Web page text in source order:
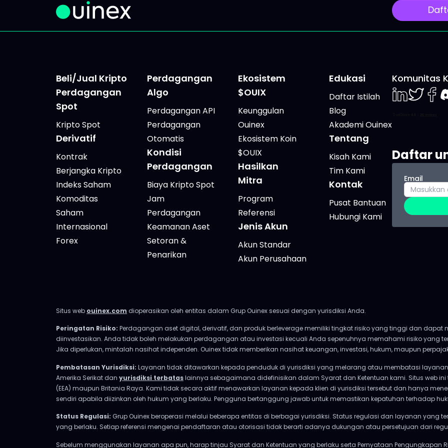
opini saling bertentangan,
dan sinyal bersliweran di
pasar. Hasilnya: kamu
saham tiap pilar, serta
Geopolitik Acara
ini adalah KTT G7 di
les-Bains. Pasar akan
Beli/Jual Kripto
Perdagangan
Spot
Kripto Spot
Derivatif
Kontrak
Berjangka Kripto
Indeks Saham
Komoditas
Saham
Internasional
Forex
Perdagangan
Algo
Perdagangan API
Perdagangan
Otomatis
Kondisi
Perdagangan
Biaya Kripto Spot
Jam
Perdagangan
Keamanan Aset
Setoran &
Penarikan
Ekosistem
$OUIX
Keunggulan
Ouinex
Ekosistem Koin
$OUIX
Hasilkan
Mitra
Program
Referensi
Jenis Akun
Akun Standar
Akun Perusahaan
Edukasi
Daftar Istilah
Blog
Akademi Ouinex
Tentang
Kisah Kami
Tim Kami
Kontak
Pusat Bantuan
Hubungi Kami
Komunitas
Daftar
Email
Situs web ouinex.com dioperasikan oleh entitas dalam Grup Ouinex sesuai dengan yurisdiksi Anda.
Peringatan Risiko: Perdagangan aset digital, derivatif, dan produk berleverage memiliki tingkat risiko yang tinggi dan
diinvestasikan. Anda tidak boleh melakukan perdagangan atau investasi kecuali Anda sepenuhnya memahami risiko yang
Jika diperlukan, mintalah nasihat independen. Ouinex tidak memberikan nasihat keuangan, investasi, hukum, maupun
Pembatasan Yurisdiksi: Layanan tidak ditawarkan kepada penduduk di yurisdiksi yang melarang atau membatasi
Amerika Serikat dan yurisdiksi terbataslainnya sebagaimana didefinisikan dalam Syarat dan Ketentuan kami. Situs web
(EEA) maupun Britania Raya. Kami tidak secara aktif menawarkan layanan kepada klien di yurisdiksi tersebut dan hanya
sendiri apabila diizinkan oleh hukum yang berlaku. Pengguna bertanggung jawab untuk memastikan kepatuhan terhadap
Status Regulasi: Grup Ouinex beroperasi melalui beberapa entitas di berbagai yurisdiksi. Status regulasi dan layanan yang
yang berlaku. Setiap referensi mengenai pendaftaran atau otorisasi tidak berarti adanya dukungan atau persetujuan dari
Sebelum menggunakan layanan apa pun, harap tinjau Syarat dan Ketentuan yang berlaku serta Pernyataan Pengungkapan